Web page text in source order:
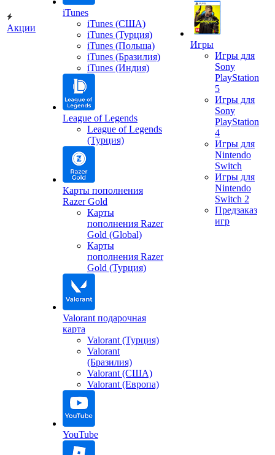
Акции
iTunes
iTunes (США)
iTunes (Турция)
iTunes (Польша)
iTunes (Бразилия)
iTunes (Индия)
League of Legends
League of Legends
(Турция)
Карты пополнения
Razer Gold
Карты
пополнения Razer
Gold (Global)
Карты
пополнения Razer
Gold (Турция)
Valorant подарочная
карта
Valorant (Турция)
Valorant
(Бразилия)
Valorant (США)
Valorant (Европа)
YouTube
Игры
Игры для
Sony
PlayStation
5
Игры для
Sony
PlayStation
4
Игры для
Nintendo
Switch
Игры для
Nintendo
Switch 2
Предзаказ
игр